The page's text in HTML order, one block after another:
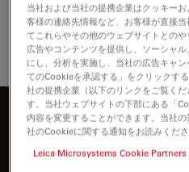
お問合せ内容
当社および当社の提携企業はクッキー
客様の連絡先情報など、お客様が直接
てこれらやその他のウェブサイトとの
広告やコンテンツを提供し、ソーシャ
にし、分析を実施し、当社の広告キャ
てのCookieを承認する」をクリックす
社の提携企業（以下のリンクをご覧く
す。当社ウェブサイトの下部にある「
内容を変更することができます。当社
社のCookieに関する通知をお読みくだ
Leica Microsystems Cookie Partners